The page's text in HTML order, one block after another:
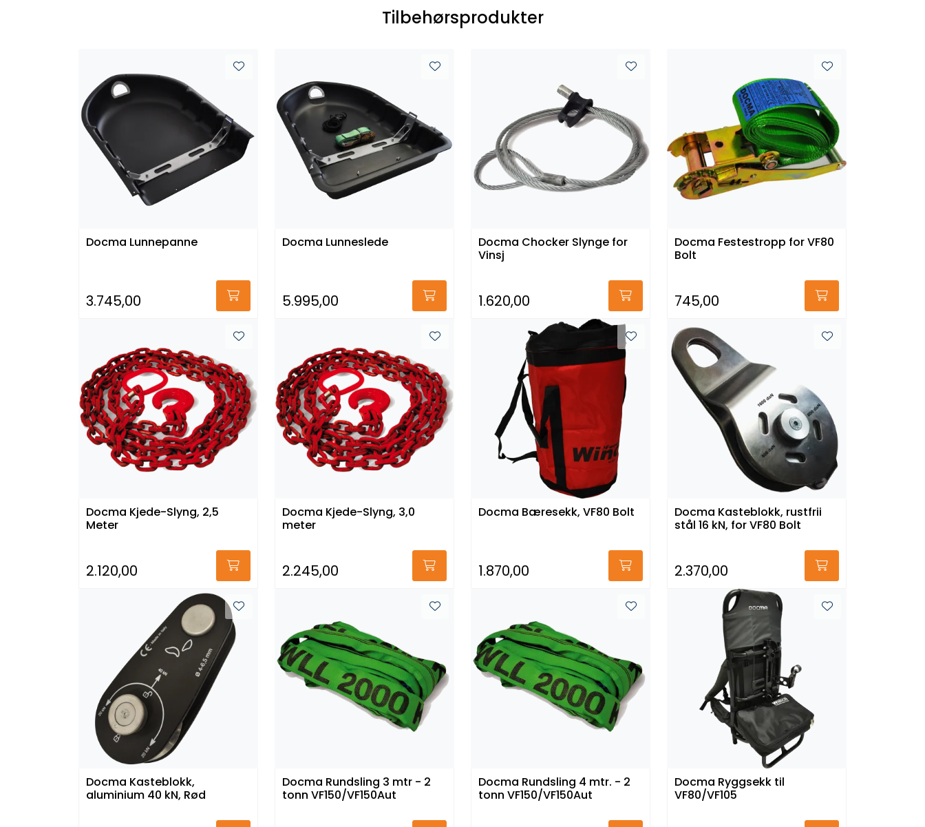
Tilbehørsprodukter
Docma Lunnepanne
3.745,00
Docma Lunneslede
5.995,00
Docma Chocker Slynge for
Vinsj
1.620,00
Docma Festestropp for VF80
Bolt
745,00
Docma Kjede-Slyng, 2,5
Meter
2.120,00
Docma Kjede-Slyng, 3,0
meter
2.245,00
Docma Bæresekk, VF80 Bolt
1.870,00
Docma Kasteblokk, rustfrii
stål 16 kN, for VF80 Bolt
2.370,00
Docma Kasteblokk,
aluminium 40 kN, Rød
Docma Rundsling 3 mtr - 2
tonn VF150/VF150Aut
Docma Rundsling 4 mtr. - 2
tonn VF150/VF150Aut
Docma Ryggsekk til
VF80/VF105